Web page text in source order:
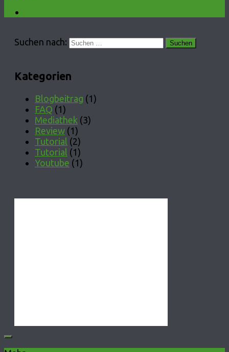
Suchen nach:
Kategorien
Blogbeitrag (1)
FAQ (1)
Mediathek (3)
Review (1)
Tutorial (2)
Tutorial (1)
Youtube (1)